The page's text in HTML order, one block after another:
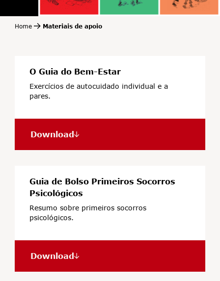
Home Materiais de apoio
O Guia do Bem-Estar
Exercícios de autocuidado individual e a
pares.
Download
Guia de Bolso Primeiros Socorros
Psicológicos
Resumo sobre primeiros socorros
psicológicos.
Download